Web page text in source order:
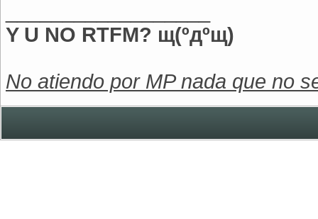
Y U NO RTFM? щ(ºдºщ)
No atiendo por MP nada que no